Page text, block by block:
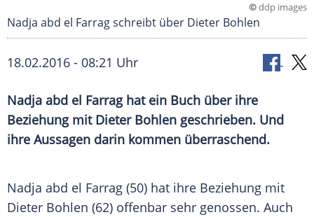
©ddp images
Nadja abd el Farrag schreibt über Dieter Bohlen
18.02.2016 - 08:21 Uhr
Nadja abd el Farrag hat ein Buch über ihre
Beziehung mit Dieter Bohlen geschrieben. Und
ihre Aussagen darin kommen überraschend.
Nadja abd el Farrag (50) hat ihre Beziehung mit
Dieter Bohlen (62) offenbar sehr genossen. Auch